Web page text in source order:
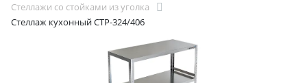
Стеллажи со стойками из уголка
Стеллаж кухонный СТР-324/406